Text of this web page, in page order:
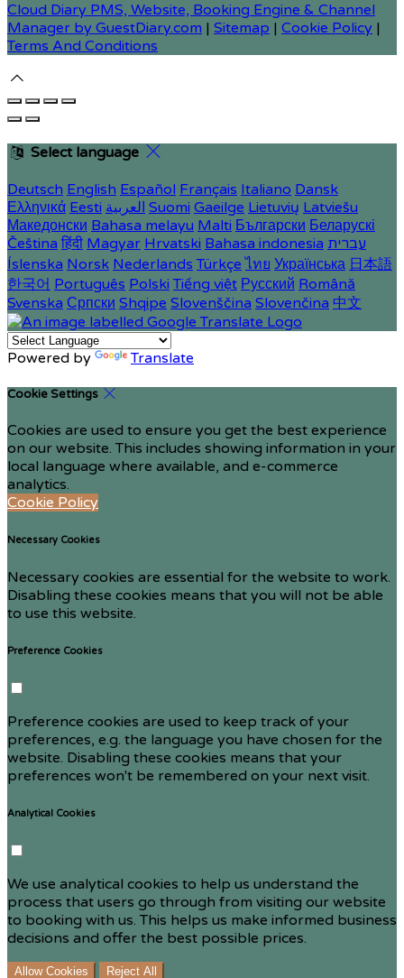
Cloud Diary PMS, Website, Booking Engine & Channel
Manager by GuestDiary.com | Sitemap | Cookie Policy |
Terms And Conditions
Select language
Deutsch English Español Français Italiano Dansk
Ελληνικά Eesti العربية Suomi Gaeilge Lietuvių Latviešu
Македонски Bahasa melayu Malti Български Беларускі
Čeština हिंदी Magyar Hrvatski Bahasa indonesia עברית
Íslenska Norsk Nederlands Türkçe ไทย Українська 日本語
한국어 Português Polski Tiếng việt Русский Română
Svenska Српски Shqipe Slovenščina Slovenčina 中文
Powered by Translate
Cookie Settings
Cookies are used to ensure you get the best experience
on our website. This includes showing information in your
local language where available, and e-commerce
analytics.
Cookie Policy
Necessary Cookies
Necessary cookies are essential for the website to work.
Disabling these cookies means that you will not be able
to use this website.
Preference Cookies
Preference cookies are used to keep track of your
preferences, e.g. the language you have chosen for the
website. Disabling these cookies means that your
preferences won't be remembered on your next visit.
Analytical Cookies
We use analytical cookies to help us understand the
process that users go through from visiting our website
to booking with us. This helps us make informed business
decisions and offer the best possible prices.
Allow Cookies Reject All